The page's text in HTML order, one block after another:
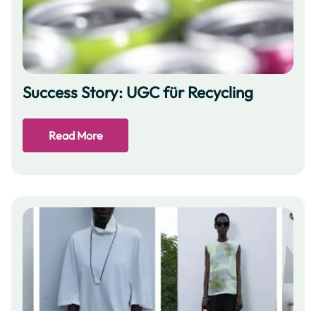
Success Story: UGC für Recycling
Read More